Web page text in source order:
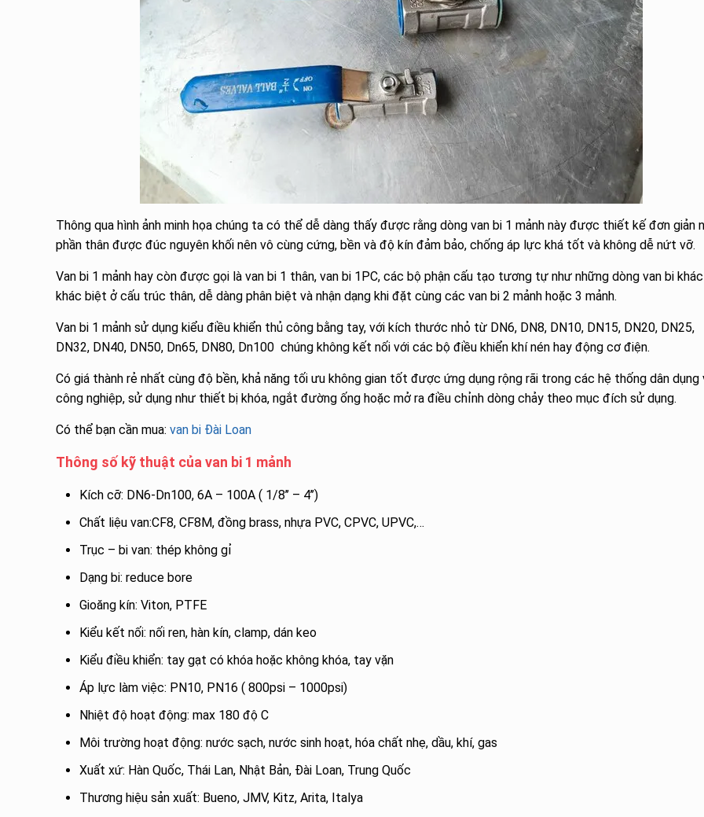
Thông qua hình ảnh minh họa chúng ta có thể dễ dàng thấy được rằng dòng van bi 1 mảnh này được thiết kế đơn giản
phần thân được đúc nguyên khối nên vô cùng cứng, bền và độ kín đảm bảo, chống áp lực khá tốt và không dễ nứt vỡ.
Van bi 1 mảnh hay còn được gọi là van bi 1 thân, van bi 1PC, các bộ phận cấu tạo tương tự như những dòng van bi
khác biệt ở cấu trúc thân, dễ dàng phân biệt và nhận dạng khi đặt cùng các van bi 2 mảnh hoặc 3 mảnh.
Van bi 1 mảnh sử dụng kiểu điều khiển thủ công bằng tay, với kích thước nhỏ từ DN6, DN8, DN10, DN15, DN20, DN25,
DN32, DN40, DN50, Dn65, DN80, Dn100 chúng không kết nối với các bộ điều khiển khí nén hay động cơ điện.
Có giá thành rẻ nhất cùng độ bền, khả năng tối ưu không gian tốt được ứng dụng rộng rãi trong các hệ thống dân dụng
công nghiệp, sử dụng như thiết bị khóa, ngắt đường ống hoặc mở ra điều chỉnh dòng chảy theo mục đích sử dụng.
Có thể bạn cần mua: van bi Đài Loan
Thông số kỹ thuật của van bi 1 mảnh
Kích cỡ: DN6-Dn100, 6A – 100A ( 1/8’’ – 4’’)
Chất liệu van:CF8, CF8M, đồng brass, nhựa PVC, CPVC, UPVC,…
Trục – bi van: thép không gỉ
Dạng bi: reduce bore
Gioăng kín: Viton, PTFE
Kiểu kết nối: nối ren, hàn kín, clamp, dán keo
Kiểu điều khiển: tay gạt có khóa hoặc không khóa, tay vặn
Áp lực làm việc: PN10, PN16 ( 800psi – 1000psi)
Nhiệt độ hoạt động: max 180 độ C
Môi trường hoạt động: nước sạch, nước sinh hoạt, hóa chất nhẹ, dầu, khí, gas
Xuất xứ: Hàn Quốc, Thái Lan, Nhật Bản, Đài Loan, Trung Quốc
Thương hiệu sản xuất: Bueno, JMV, Kitz, Arita, Italya